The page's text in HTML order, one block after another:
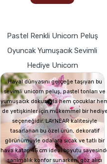
Pastel Renkli Unicorn Peluş
Oyuncak Yumuşacık Sevimli
Hediye Unicorn
Hayal dünyasını gerçeğe taşıyan bu
sevimli unicorn peluş, pastel tonları ve
yumuşacık dokusuyla hem çocuklar
de yetişkinler için mükemmel bir
seçeneğidir. LAYNEAR kalitesiyle
tasarlanan bu özel ürün, dekoratif
görünümüyle odalara sıcak ve tatlı bir
hava katar. 45 cm ideal boyutu
sarılmalık konfor sunarken, göz alıcı